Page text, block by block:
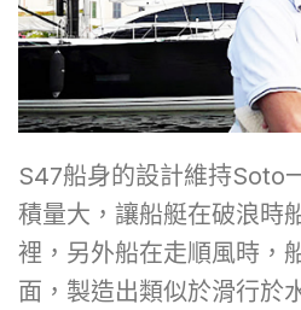
S47船身的設計維持Soto
積量大，讓船艇在破浪時
裡，另外船在走順風時，
面，製造出類似於滑行於